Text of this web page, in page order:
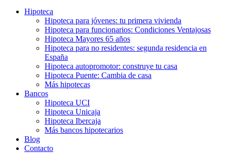
Hipoteca
Hipoteca para jóvenes: tu primera vivienda
Hipoteca para funcionarios: Condiciones Ventajosas
Hipoteca Mayores 65 años
Hipoteca para no residentes: segunda residencia en
España
Hipoteca autopromotor: construye tu casa
Hipoteca Puente: Cambia de casa
Más hipotecas
Bancos
Hipoteca UCI
Hipoteca Unicaja
Hipoteca Ibercaja
Más bancos hipotecarios
Blog
Contacto